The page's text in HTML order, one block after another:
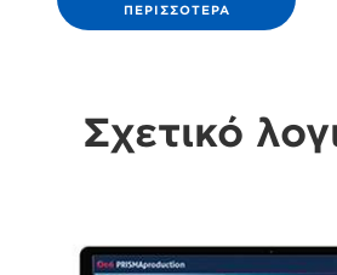
ΠΕΡΙΣΣΌΤΕΡΑ
Σχετικό